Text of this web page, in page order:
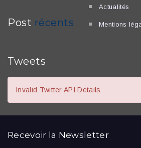
Post récents
Actualités
Mentions
Tweets
Invalid Twitter API Details
Recevoir la Newsletter